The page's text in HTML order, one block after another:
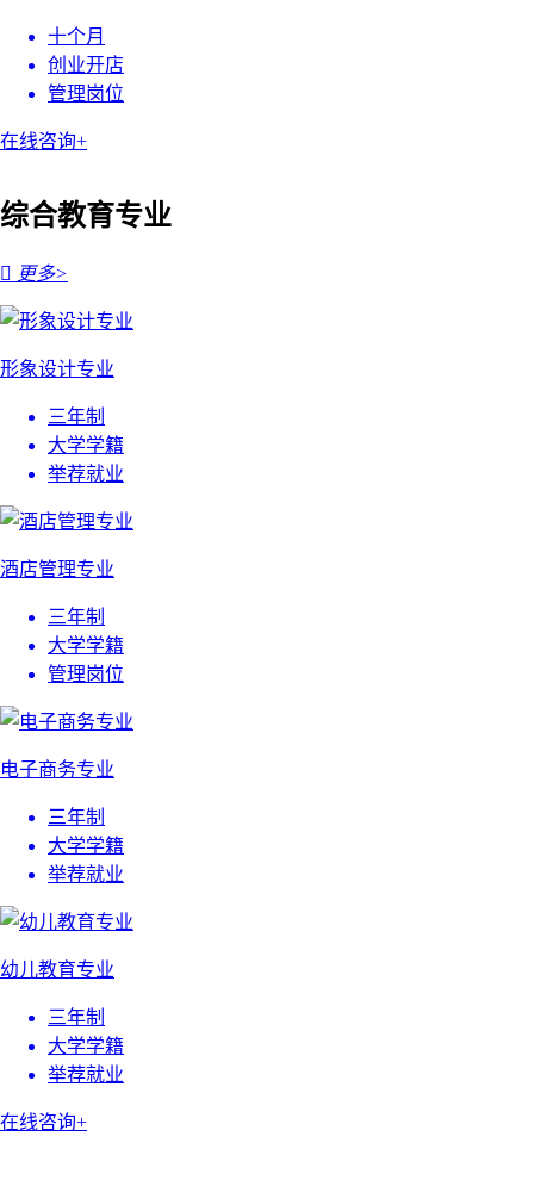
十个月
创业开店
管理岗位
在线咨询+
综合教育专业
 更多>
形象设计专业
三年制
大学学籍
举荐就业
酒店管理专业
三年制
大学学籍
管理岗位
电子商务专业
三年制
大学学籍
举荐就业
幼儿教育专业
三年制
大学学籍
举荐就业
在线咨询+